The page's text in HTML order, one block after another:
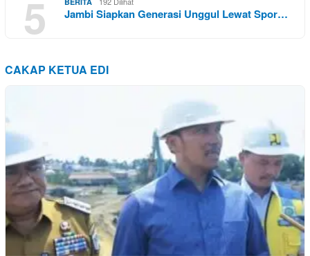
5 Jambi Siapkan Generasi Unggul Lewat Spor…
CAKAP KETUA EDI